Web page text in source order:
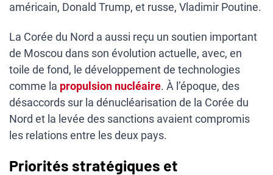
américain, Donald Trump, et russe, Vladimir Poutine.
La Corée du Nord a aussi reçu un soutien important
de Moscou dans son évolution actuelle, avec, en
toile de fond, le développement de technologies
comme la propulsion nucléaire. À l’époque, des
désaccords sur la dénucléarisation de la Corée du
Nord et la levée des sanctions avaient compromis
les relations entre les deux pays.
Priorités stratégiques et